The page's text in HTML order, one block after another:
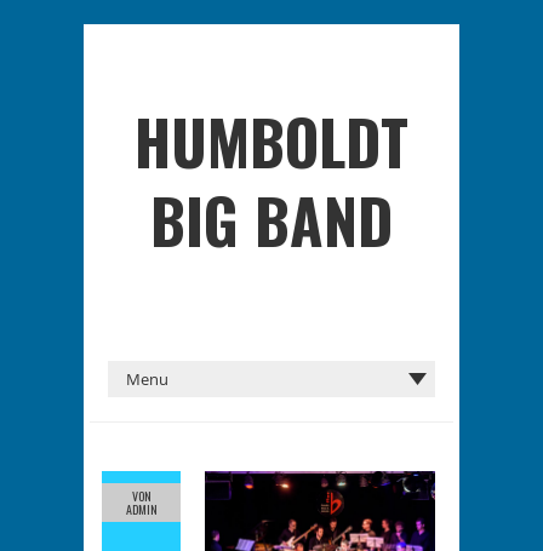
HUMBOLDT
BIG BAND
VON
ADMIN